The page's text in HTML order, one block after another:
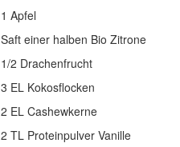
1 Apfel
Saft einer halben Bio Zitrone
1/2 Drachenfrucht
3 EL Kokosflocken
2 EL Cashewkerne
2 TL Proteinpulver Vanille